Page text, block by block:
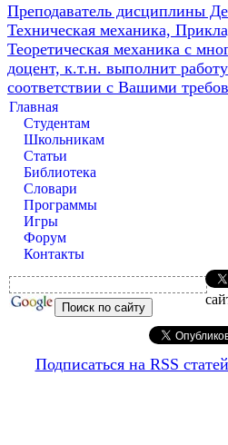
Преподаватель дисциплины
Техническая механика,
Теоретическая механика с
доцент, к.т.н. выполнит
соответствии с Вашими
Главная
Студентам
Школьникам
Статьи
Библиотека
Словари
Программы
Игры
Форум
Контакты
Подписаться на RSS